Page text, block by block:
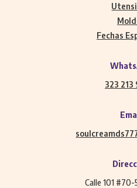
Fechas
323 213
Calle 101